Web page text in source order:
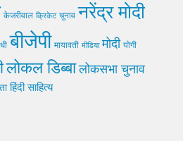
केजरीवाल क्रिकेट चुनाव नरेंद्र मोदी
बीजेपी मायावती मीडिया मोदी योगी
लोकल डिब्बा लोकसभा चुनाव
हिंदी साहित्य